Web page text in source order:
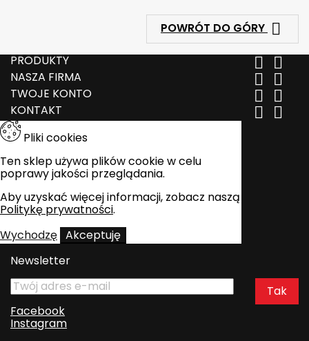
POWRÓT DO GÓRY 
PRODUKTY  
NASZA FIRMA  
TWOJE KONTO  
KONTAKT  
Pliki cookies
Ten sklep używa plików cookie w celu
poprawy jakości przeglądania.
Aby uzyskać więcej informacji, zobacz naszą
Politykę prywatności.
Wychodzę Akceptuję
Newsletter
Facebook
Instagram